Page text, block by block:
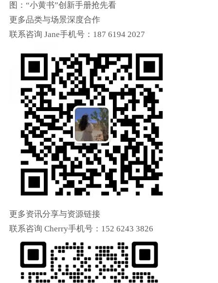
图：“小黄书”创新手册抢先看
更多品类与场景深度合作
联系咨询 Jane手机号：187 6194 2027
更多资讯分享与资源链接
联系咨询 Cherry手机号：152 6243 3826